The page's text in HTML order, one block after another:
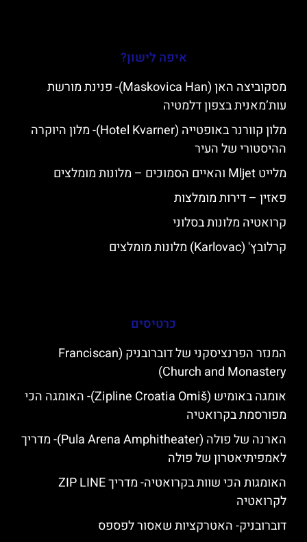
איפה לישון?
מסקוביצה האן (Maskovica Han)- פנינת מורשת
עות’מאנית בצפון דלמטיה
מלון קוורנר באופטייה (Hotel Kvarner)- מלון היוקרה
ההיסטורי של העיר
מלייט Mljet והאיים הסמוכים – מלונות מומלצים
פאזין – דירות מומלצות
קרואטיה מלונות בסלוני
קרלובץ' (Karlovac) מלונות מומלצים
כרטיסים
המנזר הפרנציסקני של דוברובניק (Franciscan
Church and Monastery)
אומגה באומיש (Zipline Croatia Omiš)- האומגה הכי
מפורסמת בקרואטיה
הארנה של פולה (Pula Arena Amphitheater)- מדריך
לאמפיתיאטרון של פולה
האומגות הכי שוות בקרואטיה- מדריך ZIP LINE
לקרואטיה
דוברובניק- האטרקציות שאסור לפספס